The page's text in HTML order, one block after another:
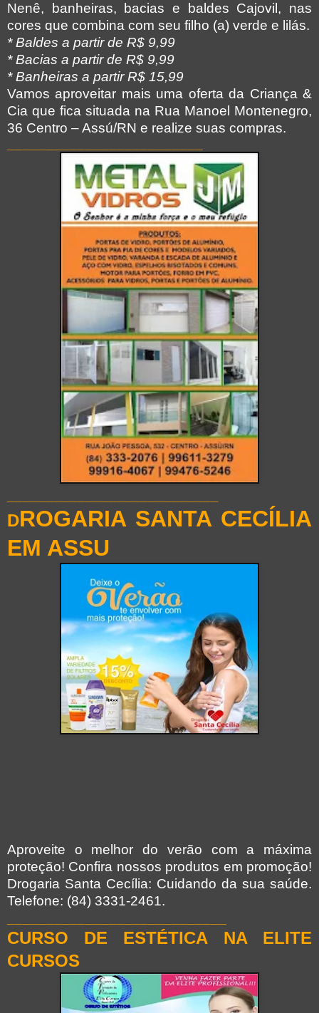
Nenê,
banheiras, bacias e baldes Cajovil, nas
cores que combina com seu filho (a) verde e lilás.
* Baldes a partir de R$ 9,99
* Bacias a partir de R$ 9,99
* Banheiras a partir R$ 15,99
Vamos aproveitar mais uma oferta da Criança &
Cia que fica situada na Rua Manoel Montenegro,
36 Centro – Assú/RN e realize suas compras.
DROGARIA SANTA CECÍLIA
EM ASSU
Aproveite o melhor do verão com a máxima
proteção! Confira nossos produtos em promoção!
Drogaria Santa Cecília: Cuidando da sua saúde.
Telefone: (84) 3331-2461.
CURSO DE ESTÉTICA NA ELITE
CURSOS